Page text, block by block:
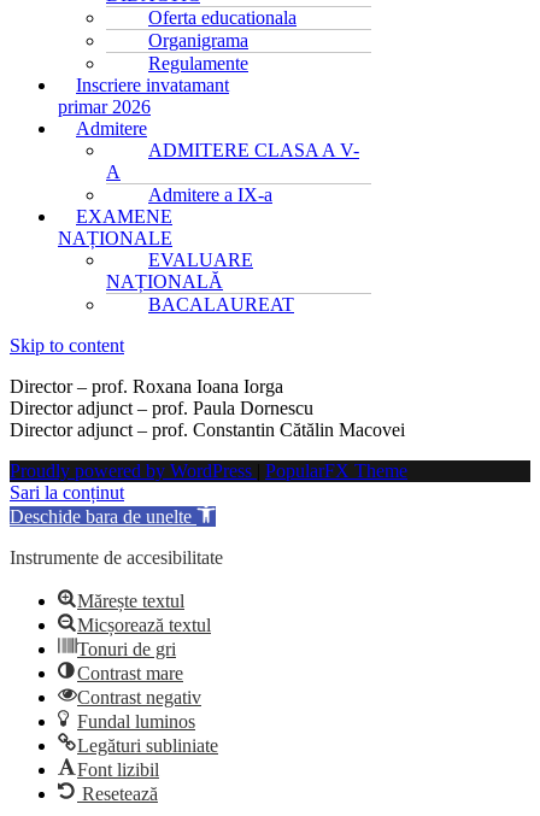
Oferta educationala
Organigrama
Regulamente
Inscriere invatamant
primar 2026
Admitere
ADMITERE CLASA A V-
A
Admitere a IX-a
EXAMENE
NAȚIONALE
EVALUARE
NAȚIONALĂ
BACALAUREAT
Skip to content
Director – prof. Roxana Ioana Iorga
Director adjunct – prof. Paula Dornescu
Director adjunct – prof. Constantin Cătălin Macovei
Proudly powered by WordPress
PopularFX Theme
Sari la conținut
Deschide bara de unelte
Instrumente de accesibilitate
Mărește textul
Micșorează textul
Tonuri de gri
Contrast mare
Contrast negativ
Fundal luminos
Legături subliniate
Font lizibil
Resetează